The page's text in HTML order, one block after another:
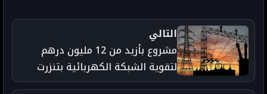
التالي
مشروع بأزيد من 12 مليون درهم
لتقوية الشبكة الكهربائية بتنزرت
وأولوز - جريدة تارودانت بريس